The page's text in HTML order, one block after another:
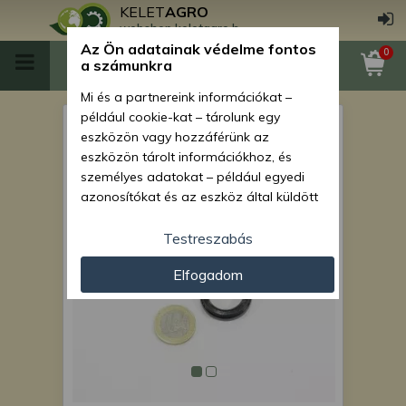
KELETAGRO
webshop.keletagro.hu
0
MTZ adagoló elem lefogató
alátét (.3-as JAZDA adagolós
motorhoz)
Az Ön adatainak védelme fontos
a számunkra
Mi és a partnereink információkat –
például cookie-kat – tárolunk egy
eszközön vagy hozzáférünk az
eszközön tárolt információkhoz, és
személyes adatokat – például egyedi
azonosítókat és az eszköz által küldött
személyre szabott hirdetések és
tartalom nyújtásához, hirdetés- és
tartalomméréshez, nézettségi adatok
gyűjtéséhez, valamint termékek
kifejlesztéséhez és a termékek
javításához. Az Ön engedélyével mi és a
módszerrel szerzett pontos geolokációs
Testreszabás
Elfogadom